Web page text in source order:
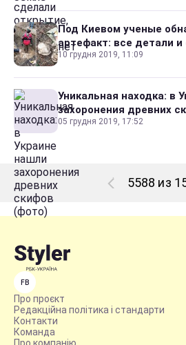
Под Киевом ученые
артефакт: все детали и
10 грудня 2019, 11:09
Уникальная находка: в
захоронения древних
05 грудня 2019, 17:52
5588 из
FB
Про проєкт
Редакційна політика і стандарти
Контакти
Команда